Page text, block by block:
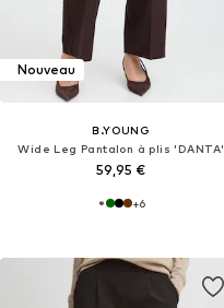
Nouveau
B.YOUNG
Wide Leg Pantalon à plis 'DANTA'
59,95 €
+6